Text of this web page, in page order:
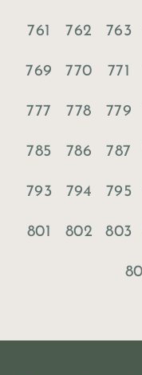
761 762 763
769 770 771
777 778 779
785 786 787
793 794 795
801 802 803